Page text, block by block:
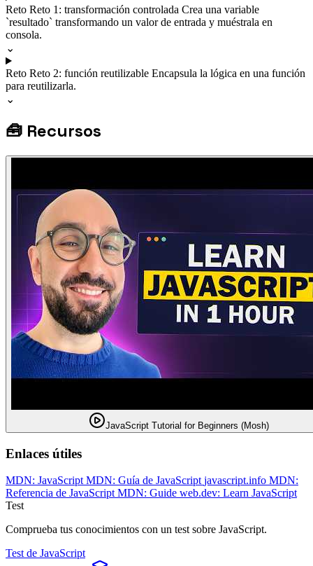
Reto Reto 1: transformación controlada Crea una variable
`resultado` transformando un valor de entrada y muéstrala en
consola.
⌄
Reto Reto 2: función reutilizable Encapsula la lógica en una función
para reutilizarla.
⌄
🧰 Recursos
JavaScript Tutorial for Beginners (Mosh)
Enlaces útiles
MDN: JavaScriptMDN: Guía de JavaScriptjavascript.info MDN:
Referencia de JavaScriptMDN: Guide web.dev: Learn JavaScript
Test
Comprueba tus conocimientos con un test sobre JavaScript.
Test de JavaScript